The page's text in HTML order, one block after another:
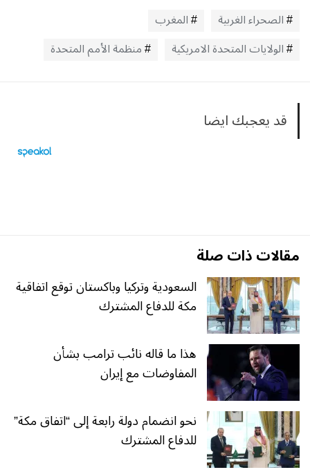
الصحراء الغربية
المغرب
الولايات المتحدة الامريكية
منظمة الأمم المتحدة
قد يعجبك ايضا
مقالات ذات صلة
السعودية وتركيا وباكستان توقع اتفاقية
مكة للدفاع المشترك
هذا ما قاله نائب ترامب بشأن
المفاوضات مع إيران
نحو انضمام دولة رابعة إلى “اتفاق مكة”
للدفاع المشترك